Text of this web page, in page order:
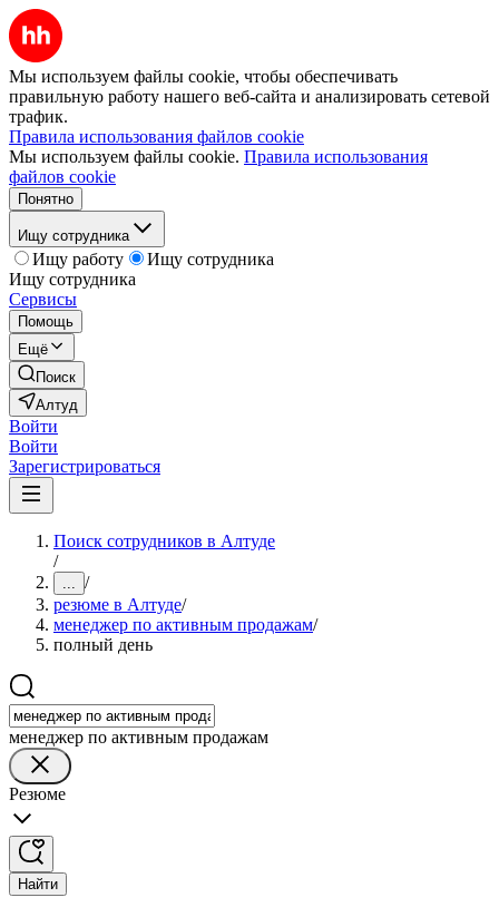
Мы используем файлы cookie, чтобы обеспечивать
правильную работу нашего веб-сайта и анализировать сетевой
трафик.
Правила использования файлов cookie
Мы используем файлы cookie. Правила использования
файлов cookie
Понятно
Ищу сотрудника
Ищу работу
Ищу сотрудника
Ищу сотрудника
Сервисы
Помощь
Ещё
Поиск
Алтуд
Войти
Войти
Зарегистрироваться
Поиск сотрудников в Алтуде
/
... /
резюме в Алтуде/
менеджер по активным продажам/
полный день
менеджер по активным продажам
Резюме
Найти